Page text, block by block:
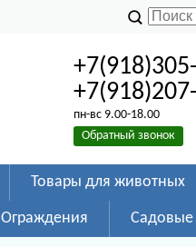
пн-вс 9.00-18.00
Обратный звонок
Товары для животных
Ограждения Садовые